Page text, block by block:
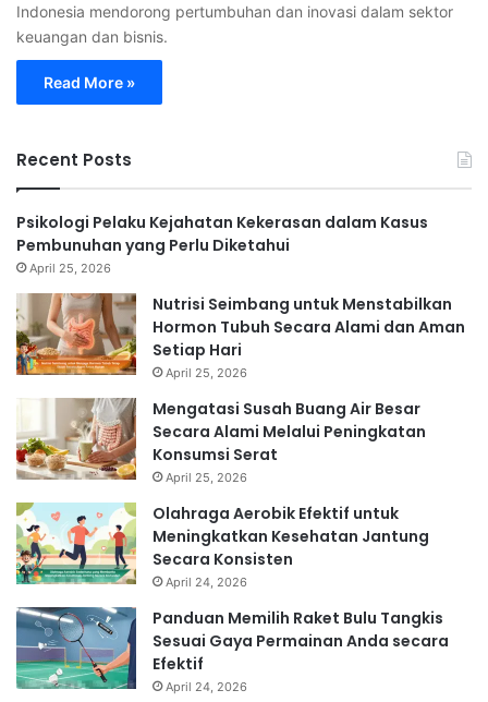
Indonesia mendorong pertumbuhan dan inovasi dalam sektor
keuangan dan bisnis.
Read More »
Recent Posts
Psikologi Pelaku Kejahatan Kekerasan dalam Kasus
Pembunuhan yang Perlu Diketahui
April 25, 2026
Nutrisi Seimbang untuk Menstabilkan
Hormon Tubuh Secara Alami dan Aman
Setiap Hari
April 25, 2026
Mengatasi Susah Buang Air Besar
Secara Alami Melalui Peningkatan
Konsumsi Serat
April 25, 2026
Olahraga Aerobik Efektif untuk
Meningkatkan Kesehatan Jantung
Secara Konsisten
April 24, 2026
Panduan Memilih Raket Bulu Tangkis
Sesuai Gaya Permainan Anda secara
Efektif
April 24, 2026